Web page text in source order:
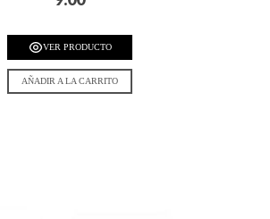
VER PRODUCTO
AÑADIR A LA CARRITO